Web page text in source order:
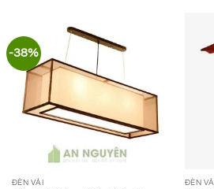
-38%
ĐÈN VẢI ĐÈN VẢI